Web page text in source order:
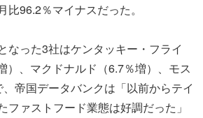
96.2％マイナスだった。
なった3社はケンタッキー・フライ
）、マクドナルド（6.7％増）、モス
帝国データバンクは「以前からテイ
ファストフード業態は好調だった」